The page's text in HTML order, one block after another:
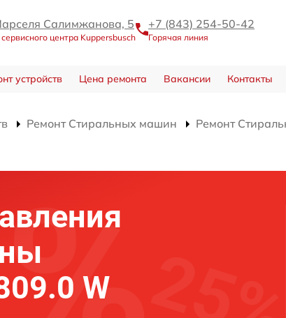
Салимжанова, 5
центра Kuppersbusch
+7 (843) 254-50-42
Горячая линия
устройств Цена ремонта Вакансии Контакты
Ремонт Стиральных машин
Ремонт
W